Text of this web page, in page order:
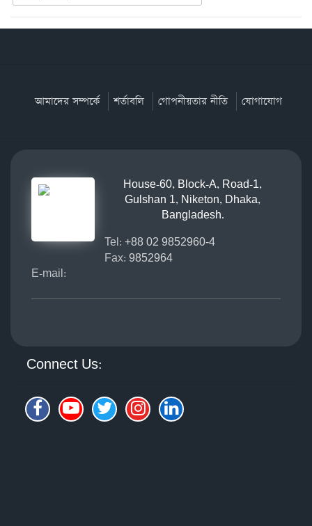
আমাদের সম্পর্কে শর্তাবলি গোপনীয়তার নীতি যোগাযোগ
House-60, Block-A, Road-1,
Gulshan 1, Niketon, Dhaka,
Bangladesh.
Tel: +88 02 9852960-4
Fax: 9852964
E-mail:
Connect Us: